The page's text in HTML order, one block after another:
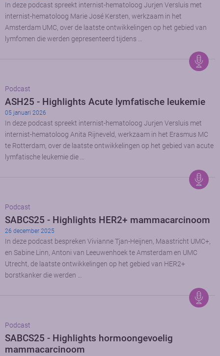
In deze podcast spreekt internist-hematoloog Jurjen Versluis met
internist-hematoloog Marie José Kersten, werkzaam in het
Amsterdam UMC, over de laatste ontwikkelingen op het gebied van
lymfomen die werden gepresenteerd tijdens …
Podcast
ASH25 - Highlights Acute lymfatische leukemie
05 januari 2026
In deze podcast spreekt internist-hematoloog Jurjen Versluis met
internist-hematoloog Anita Rijneveld, werkzaam in het Erasmus MC
te Rotterdam, over de laatste ontwikkelingen op het gebied van acute
lymfatische leukemie die …
Podcast
SABCS25 - Highlights HER2+ mammacarcinoom
26 december 2025
In deze podcast bespreken Vivianne Tjan-Heijnen, Maastricht UMC+,
en Sabine Linn, Antoni van Leeuwenhoek te Amsterdam en UMC
Utrecht, de laatste ontwikkelingen op het gebied van HER2+
borstkanker die werden …
Podcast
SABCS25 - Highlights hormoongevoelig
mammacarcinoom